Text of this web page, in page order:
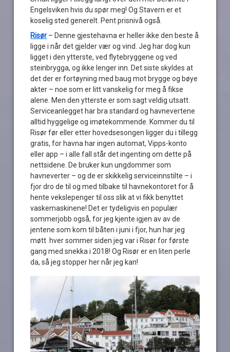
Engelsviken hvis du spør meg! Og Stavern er et
koselig sted generelt. Pent prisnivå også.
Risør – Denne gjestehavna er heller ikke den beste å
ligge i når det gjelder vær og vind. Jeg har dog kun
ligget i den ytterste, ved flytebryggene og ved
steinbrygga, og ikke lenger inn. Det siste skyldes at
det der er fortøyning med baug mot brygge og bøye
akter – noe som er litt vanskelig for meg å fikse
alene. Men den ytterste er som sagt veldig utsatt.
Serviceanlegget har bra standard og havnevertene
alltid hyggelige og imøtekommende. Kommer du til
Risør før eller etter hovedsesongen ligger du i tillegg
gratis, for havna har ingen automat, Vipps-konto
eller app – i alle fall står det ingenting om dette på
nettsidene. De bruker kun ungdommer som
havneverter – og de er skikkelig serviceinnstilte – i
fjor dro de til og med tilbake til havnekontoret for å
hente vekslepenger til oss slik at vi fikk benyttet
vaskemaskinene! Det er tydeligvis en populær
sommerjobb også, for jeg kjente igjen av av de
jentene som kom til båten i juni i fjor, hun har jeg
møtt hver sommer siden jeg var i Risør for første
gang med snekka i 2018! Og Risør er en liten perle
da, så jeg stopper her når jeg kan!